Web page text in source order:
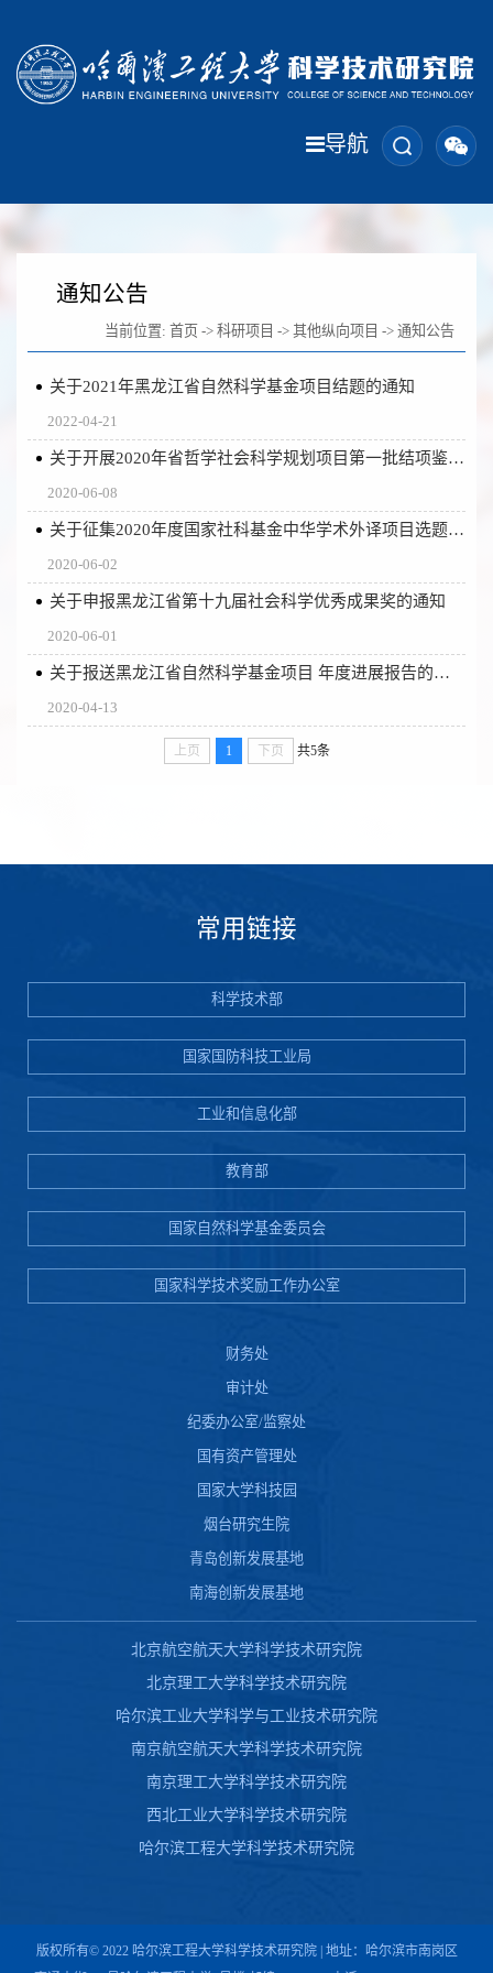
导航
通知公告
当前位置: 首页 -> 科研项目 -> 其他纵向项目 -> 通知公告
关于2021年黑龙江省自然科学基金项目结题的通知
2022-04-21
关于开展2020年省哲学社会科学规划项目第一批结项鉴定的通知
2020-06-08
关于征集2020年度国家社科基金中华学术外译项目选题的通知
2020-06-02
关于申报黑龙江省第十九届社会科学优秀成果奖的通知
2020-06-01
关于报送黑龙江省自然科学基金项目 年度进展报告的通知
2020-04-13
上页 1 下页 共5条
常用链接
科学技术部
国家国防科技工业局
工业和信息化部
教育部
国家自然科学基金委员会
国家科学技术奖励工作办公室
财务处
审计处
纪委办公室/监察处
国有资产管理处
国家大学科技园
烟台研究生院
青岛创新发展基地
南海创新发展基地
北京航空航天大学科学技术研究院
北京理工大学科学技术研究院
哈尔滨工业大学科学与工业技术研究院
南京航空航天大学科学技术研究院
南京理工大学科学技术研究院
西北工业大学科学技术研究院
哈尔滨工程大学科学技术研究院
版权所有© 2022 哈尔滨工程大学科学技术研究院 | 地址：哈尔滨市南岗区